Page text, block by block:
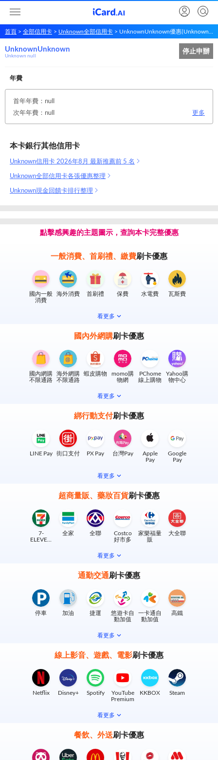
首頁 全部信用卡 Unknown全部信用卡 UnknownUnknown優惠(Unknown null)
UnknownUnknown
UnknownUnknown
Unknown null
停止申辦
年費
首年年費：null
次年年費：null
更多
本卡銀行其他信用卡
Unknown信用卡 2026年8月 最新推薦前 5 名
Unknown全部信用卡各張優惠整理
Unknown現金回饋卡排行整理
點擊感興趣的主題圖示，查詢本卡完整優惠
一般消費、首刷禮、繳費刷卡優惠
國內一般
消費
海外消費 首刷禮 保費 水電費 瓦斯費
看更多
國內外網購刷卡優惠
國內網購
不限通路
海外網購
不限通路
蝦皮購物
momo購
物網
PChome
線上購物
Yahoo購
物中心
看更多
綁行動支付刷卡優惠
LINE Pay 街口支付 PX Pay 台灣Pay
Apple
Pay
Google
Pay
看更多
超商量販、藥妝百貨刷卡優惠
7-
ELEVEN
全家 全聯
Costco
好市多
家樂福量
販
大全聯
看更多
通勤交通刷卡優惠
停車 加油 捷運
悠遊卡自
動加值
一卡通自
動加值
高鐵
看更多
線上影音、遊戲、電影刷卡優惠
Netflix Disney+ Spotify
YouTube
Premium
KKBOX Steam
看更多
餐飲、外送刷卡優惠